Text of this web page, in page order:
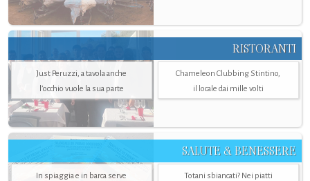
RISTORANTI
Just Peruzzi, a tavola anche
l’occhio vuole la sua parte
Chameleon Clubbing Stintino,
il locale dai mille volti
SALUTE & BENESSERE
In spiaggia e in barca serve Totani sbiancati? Nei piatti